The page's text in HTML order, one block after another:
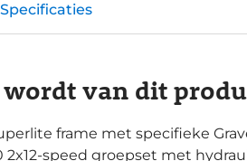
Specificaties
van dit
frame met specifieke
2x12-speed groepset met